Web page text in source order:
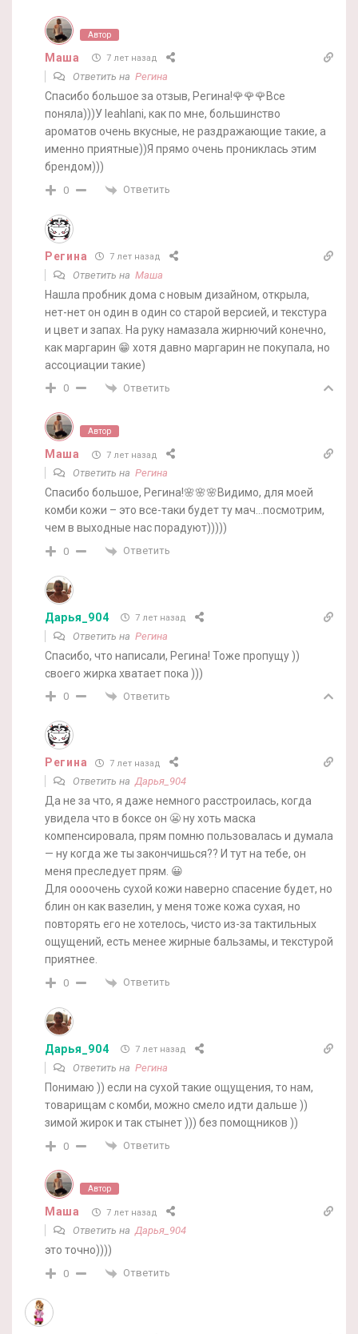
Автор
Маша 7 лет назад
Ответить на Регина
Спасибо большое за отзыв, Регина!🌹🌹🌹Все
поняла)))У leahlani, как по мне, большинство
ароматов очень вкусные, не раздражающие такие, а
именно приятные))Я прямо очень прониклась этим
брендом)))
0 Ответить
Регина 7 лет назад
Ответить на Маша
Нашла пробник дома с новым дизайном, открыла,
нет-нет он один в один со старой версией, и текстура
и цвет и запах. На руку намазала жирнючий конечно,
как маргарин 😁 хотя давно маргарин не покупала, но
ассоциации такие)
0 Ответить
Автор
Маша 7 лет назад
Ответить на Регина
Спасибо большое, Регина!🌸🌸🌸Видимо, для моей
комби кожи – это все-таки будет ту мач…посмотрим,
чем в выходные нас порадуют)))))
0 Ответить
Дарья_904 7 лет назад
Ответить на Регина
Спасибо, что написали, Регина! Тоже пропущу ))
своего жирка хватает пока )))
0 Ответить
Регина 7 лет назад
Ответить наДарья_904
Да не за что, я даже немного расстроилась, когда
увидела что в боксе он 😬 ну хоть маска
компенсировала, прям помню пользовалась и думала
— ну когда же ты закончишься?? И тут на тебе, он
меня преследует прям. 😀
Для оооочень сухой кожи наверно спасение будет, но
блин он как вазелин, у меня тоже кожа сухая, но
повторять его не хотелось, чисто из-за тактильных
ощущений, есть менее жирные бальзамы, и текстурой
приятнее.
0 Ответить
Дарья_904 7 лет назад
Ответить на Регина
Понимаю )) если на сухой такие ощущения, то нам,
товарищам с комби, можно смело идти дальше ))
зимой жирок и так стынет ))) без помощников ))
0 Ответить
Автор
Маша 7 лет назад
Ответить наДарья_904
это точно))))
0 Ответить